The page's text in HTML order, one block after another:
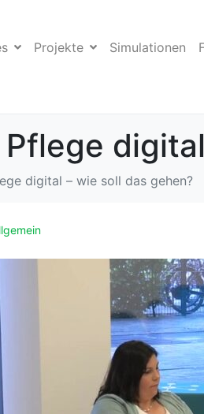
Projekte Simulationen
digital – wie soll das gehen?